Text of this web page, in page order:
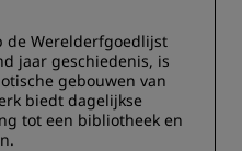
de Werelderfgoedlijst
jaar geschiedenis, is
gebouwen van
biedt dagelijkse
tot een bibliotheek en